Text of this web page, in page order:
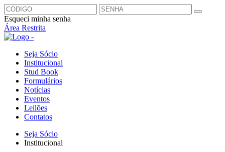
Esqueci minha senha
Área Restrita
Seja Sócio
Institucional
Stud Book
Formulários
Notícias
Eventos
Leilões
Contatos
Seja Sócio
Institucional